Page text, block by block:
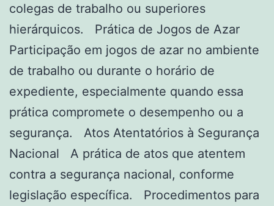
colegas de trabalho ou superiores
hierárquicos. Prática de Jogos de Azar
Participação em jogos de azar no ambiente
de trabalho ou durante o horário de
expediente, especialmente quando essa
prática compromete o desempenho ou a
segurança. Atos Atentatórios à Segurança
Nacional A prática de atos que atentem
contra a segurança nacional, conforme
legislação específica. Procedimentos para